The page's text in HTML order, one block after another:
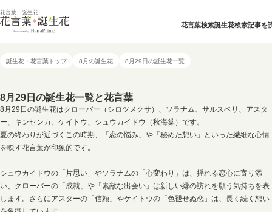
花言葉・誕生花
花言葉検索誕生花検索記事を
誕生花・花言葉トップ 8月の誕生花 8月29日の誕生花一覧
8月29日の誕生花一覧と花言葉
8月29日の誕生花はクローバー（シロツメクサ）、ソラナム、サルスベリ、アスタ
ー、キンセンカ、ケイトウ、シュウカイドウ（秋海棠）です。
夏の終わりが近づくこの時期、「恋の悩み」や「秘めた想い」といった繊細な心情
を映す花言葉が印象的です。
シュウカイドウの「片思い」やソラナムの「心変わり」は、揺れる恋心に寄り添
い、クローバーの「成就」や「素敵な出会い」は新しい縁の訪れを願う気持ちを表
します。さらにアスターの「信頼」やケイトウの「色褪せぬ恋」は、長く続く想い